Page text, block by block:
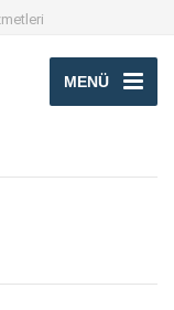
MENÜ